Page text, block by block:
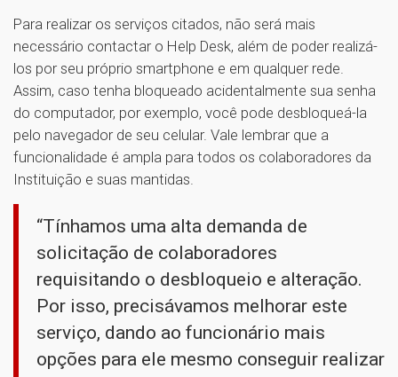
Para realizar os serviços citados, não será mais
necessário contactar o Help Desk, além de poder realizá-
los por seu próprio smartphone e em qualquer rede.
Assim, caso tenha bloqueado acidentalmente sua senha
do computador, por exemplo, você pode desbloqueá-la
pelo navegador de seu celular. Vale lembrar que a
funcionalidade é ampla para todos os colaboradores da
Instituição e suas mantidas.
“Tínhamos uma alta demanda de
solicitação de colaboradores
requisitando o desbloqueio e alteração.
Por isso, precisávamos melhorar este
serviço, dando ao funcionário mais
opções para ele mesmo conseguir realizar